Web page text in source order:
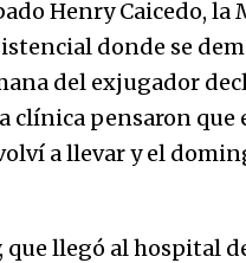
07/01/2026
Que sea un hecho el decreto
quita prima de servicios a
honorables zánganos
31/12/2025
Henry Caicedo,
donde se
del exjugador
clínica pensaron que
a llevar y el
que llegó al hospital